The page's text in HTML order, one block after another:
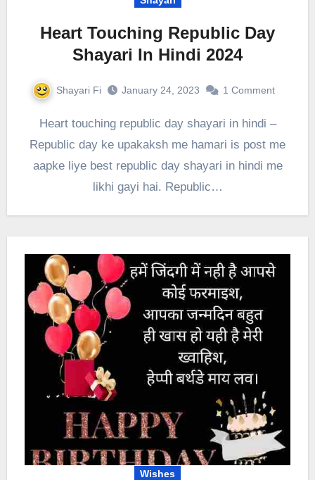
Heart Touching Republic Day
Shayari In Hindi 2024
Shayari Fi January 24, 2023 1 Comment
Heart touching republic day shayari in hindi –
Republic day ke upakaksh me hamari is post me
aapke liye best republic day shayari in hindi me
likhi gayi hai. Republic…
Wishes